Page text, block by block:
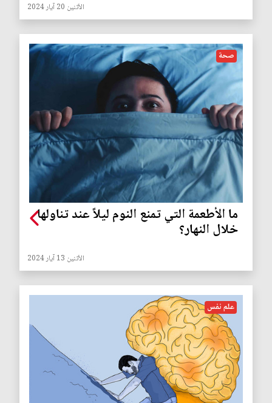
الأثنين 20 آيار 2024
صحة
ما الأطعمة التي تمنع النوم ليلاً عند تناولها
خلال النهار؟
الأثنين 13 آيار 2024
علم نفس